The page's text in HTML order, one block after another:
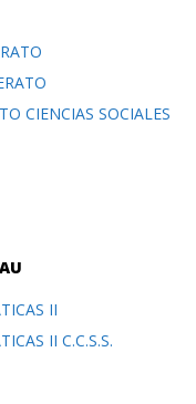
CIENCIAS SOCIALES
II
II C.C.S.S.